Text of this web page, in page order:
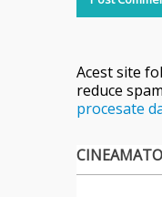
Acest site
reduce
procesate